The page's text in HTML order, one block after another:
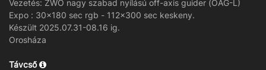
Vezetés: ZWO nagy szabad nyílású off-axis guider (OAG-L)
Expo : 30x180 sec rgb - 112x300 sec keskeny.
Készült 2025.07.31-08.16 ig.
Orosháza
Távcső